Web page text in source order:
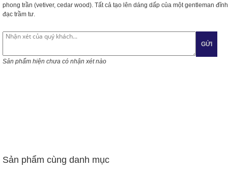
phong trần (vetiver, cedar wood). Tất cả tạo lên dáng dấp của một gentleman đĩnh
đạc trầm tư.
GỬI
Sản phẩm hiện chưa có nhận xét nào
Sản phẩm cùng danh mục